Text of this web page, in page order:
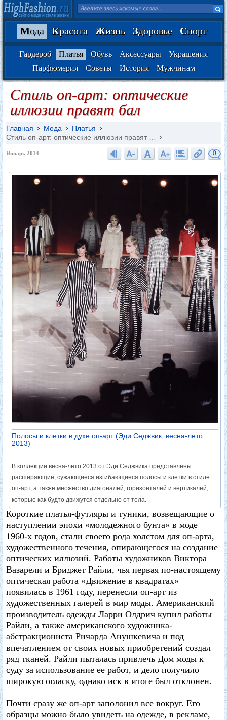
Мода Красота Жизнь Здоровье Спорт
Гардероб Платья Обувь Аксессуары
Украшения
Парфюмерия
Советы История Мужчинам
Стиль оп-арт: оптические
иллюзии правят бал
Главная Мода
Платья
Стиль оп-арт: оптические иллюзии правят …
Январь 2014 0
Полосы и клетки в духе оп-арт (Эди Седжвик, весна-лето
2013)
В коллекции весна-лето 2013 от Эди Седжвика представлены
расширяющие, сужающиеся изгибающиеся полосы и клетки в стиле
оп-арт, а также множество диагоналей, горизонталей и вертикалей,
которые как будто движутся отдельно от тела.
Короткие платья-футляры и туники, возвещающие о
наступлении эпохи «молодежного бунта» в моде
1960-х годов, стали своего рода холстом для оп-арта,
художественного течения, опирающегося на создание
оптических иллюзий. Работы художников Виктора
Вазарели и Бриджет Райли, чья первая по-настоящему
оптическая работа «Движение в квадратах»
появилась в 1961 году, перенесли оп-арт из
художественных галерей в мир моды. Американский
производитель одежды Ларри Олдрич купил работы
Райли, а также американского художника-
абстракциониста Ричарда Анушкевича и под
впечатлением от своих новых приобретений создал
ряд тканей. Райли пыталась привлечь Дом моды к
суду за использование ее работ, и дело получило
широкую огласку, однако иск в итоге был отклонен.
Почти сразу же оп-арт заполонил все вокруг. Его
образцы можно было увидеть на одежде, в рекламе,